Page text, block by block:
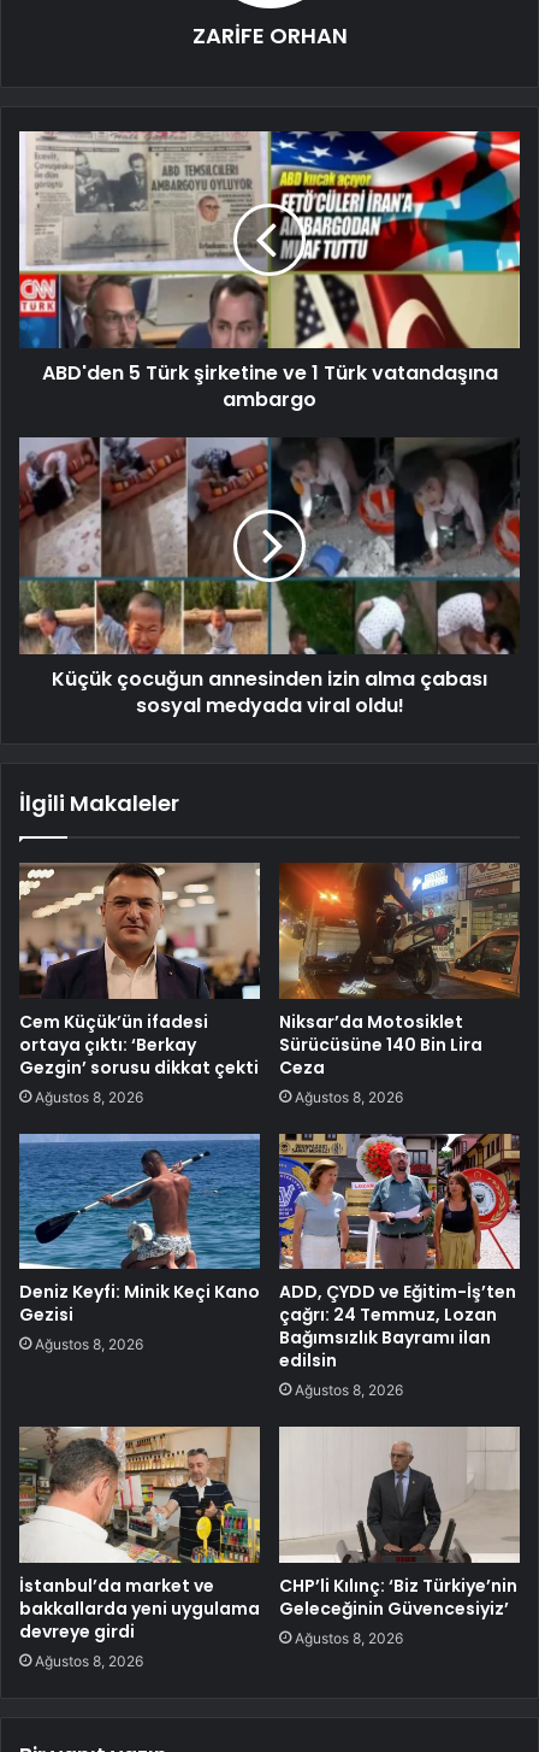
ZARİFE ORHAN
ABD'den 5 Türk şirketine ve 1 Türk vatandaşına
ambargo
Küçük çocuğun annesinden izin alma çabası
sosyal medyada viral oldu!
İlgili Makaleler
Cem Küçük’ün ifadesi
ortaya çıktı: ‘Berkay
Gezgin’ sorusu dikkat çekti
Ağustos 8, 2026
Niksar’da Motosiklet
Sürücüsüne 140 Bin Lira
Ceza
Ağustos 8, 2026
Deniz Keyfi: Minik Keçi Kano
Gezisi
Ağustos 8, 2026
ADD, ÇYDD ve Eğitim-İş’ten
çağrı: 24 Temmuz, Lozan
Bağımsızlık Bayramı ilan
edilsin
Ağustos 8, 2026
İstanbul’da market ve
bakkallarda yeni uygulama
devreye girdi
Ağustos 8, 2026
CHP’li Kılınç: ‘Biz Türkiye’nin
Geleceğinin Güvencesiyiz’
Ağustos 8, 2026